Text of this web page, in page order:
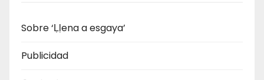
Sobre ‘Ḷḷena a esgaya’
Publicidad